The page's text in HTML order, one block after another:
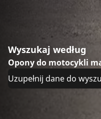
Wyszukaj według
Opony do motocykli
Uzupełnij dane do